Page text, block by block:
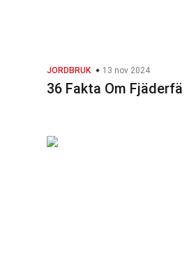
JORDBRUK 13 nov 2024
36 Fakta Om Fjäderfä